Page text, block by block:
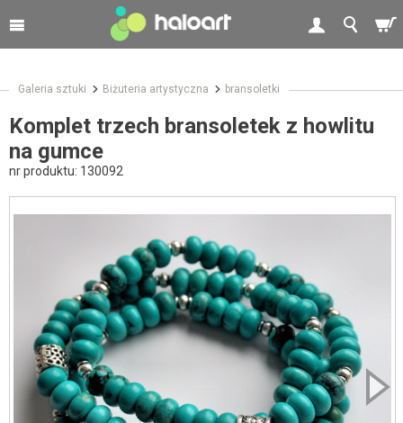
Galeria sztuki Biżuteria artystyczna bransoletki
Komplet trzech bransoletek z howlitu
na gumce
nr produktu: 130092